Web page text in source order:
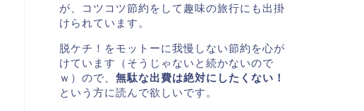
が、コツコツ節約をして趣味の旅行にも出掛
けられています。
脱ケチ！をモットーに我慢しない節約を心が
けています（そうじゃないと続かないので
ｗ）ので、 無駄な出費は絶対にしたくない！
という方に読んで欲しいです。